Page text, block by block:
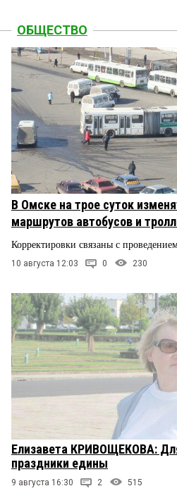
ОБЩЕСТВО
В Омске на трое суток
маршрутов автобусов и
Корректировки связаны с
10 августа 12:03 0 230
Елизавета КРИВОЩЕКОВА:
праздники едины
9 августа 16:30 2 515